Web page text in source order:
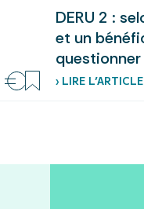
DERU 2 :
et un
questionner
› LIRE L’ARTICLE